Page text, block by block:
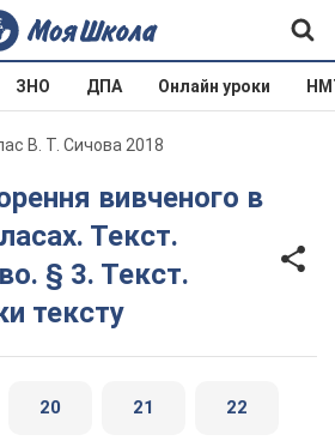
ЗНО ДПА Онлайн уроки
В. Т. Сичова 2018
Текст.
§ 3. Текст.
тексту
20 21 22